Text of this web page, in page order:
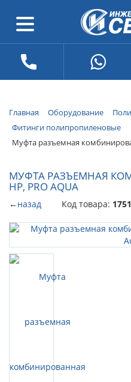
Главная Оборудование
Фитинги полипропиленовые
Муфта разъемная
МУФТА РАЗЪЕМНАЯ
НР, PRO AQUA
←назад Код товара: